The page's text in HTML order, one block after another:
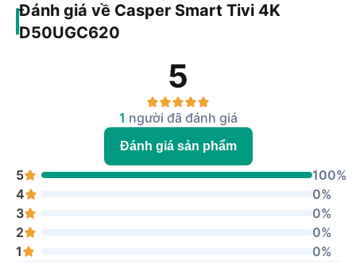
Đánh giá về Casper Smart Tivi 4K
D50UGC620
5
1 người đã đánh giá
Đánh giá sản phẩm
5
100%
4
0%
3
0%
2
0%
1
0%